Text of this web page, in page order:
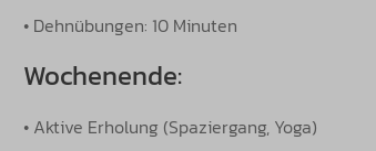
• Dehnübungen: 10 Minuten
Wochenende:
• Aktive Erholung (Spaziergang, Yoga)